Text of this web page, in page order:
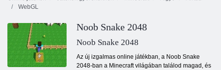
WebGL
Noob Snake 2048
Noob Snake 2048
Az új izgalmas online játékban, a Noob Snake
2048-ban a Minecraft világában találod magad, és